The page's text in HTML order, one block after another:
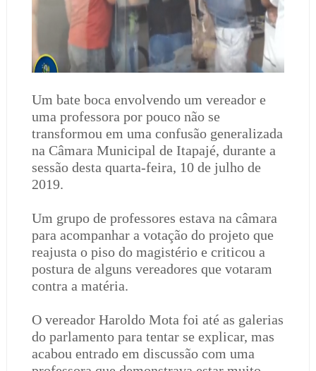
Um bate boca envolvendo um vereador e
uma professora por pouco não se
transformou em uma confusão generalizada
na Câmara Municipal de Itapajé, durante a
sessão desta quarta-feira, 10 de julho de
2019.
Um grupo de professores estava na câmara
para acompanhar a votação do projeto que
reajusta o piso do magistério e criticou a
postura de alguns vereadores que votaram
contra a matéria.
O vereador Haroldo Mota foi até as galerias
do parlamento para tentar se explicar, mas
acabou entrado em discussão com uma